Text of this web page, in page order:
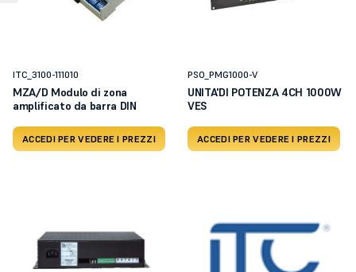
ITC_3100-111010
MZA/D Modulo di zona
amplificato da barra DIN
ACCEDI PER VEDERE I PREZZI
PSO_PMG1000-V
UNITA'DI POTENZA 4CH 1000W
VES
ACCEDI PER VEDERE I PREZZI